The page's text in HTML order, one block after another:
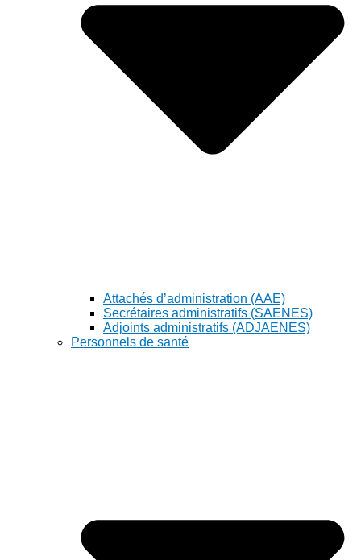
Attachés d’administration (AAE)
Secrétaires administratifs (SAENES)
Adjoints administratifs (ADJAENES)
Personnels de santé